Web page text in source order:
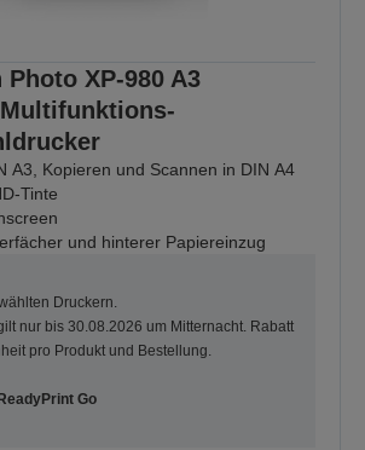
XP-980 A3
A3, Kopieren und Scannen in DIN A4
Tinte
und hinterer Papiereinzug
Druckern.
nur bis 30.08.2026 um Mitternacht. Rabatt
pro Produkt und Bestellung.
Go